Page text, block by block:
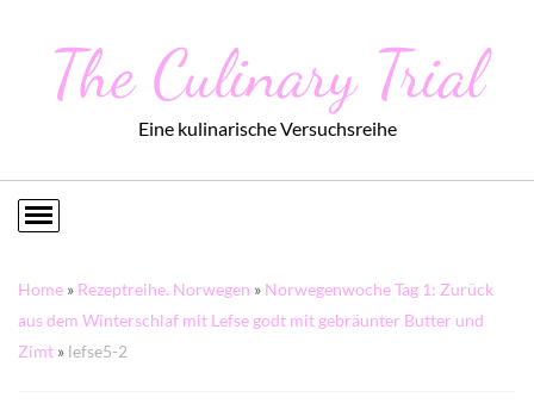
The Culinary Trial
Eine kulinarische Versuchsreihe
Home » Rezeptreihe. Norwegen » Norwegenwoche Tag 1: Zurück
aus dem Winterschlaf mit Lefse godt mit gebräunter Butter und
Zimt » lefse5-2